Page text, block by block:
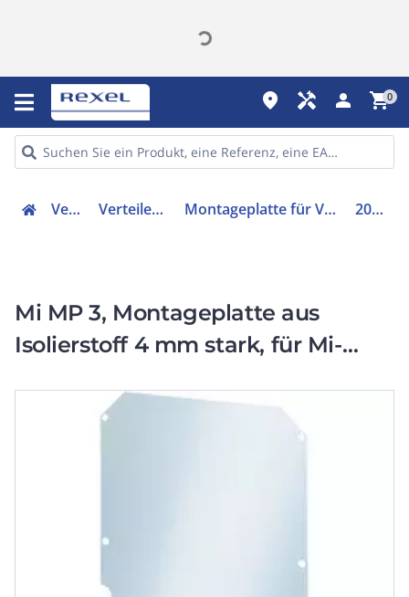
place handyman person shopping_cart0
Verteiler Verteilerzubehör Montageplatte für Verteilergehäuse 2000018
Mi MP 3, Montageplatte aus
Isolierstoff 4 mm stark, für Mi-